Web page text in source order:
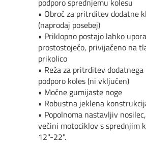
podporo sprednjemu kolesu
• Obroč za pritrditev dodatne
(naprodaj posebej)
• Priklopno postajo lahko
prostostoječo, privijačeno na
prikolico
• Reža za pritrditev
podporo koles (ni vključen)
• Močne gumijaste noge
• Robustna jeklena
• Popolnoma nastavljiv
večini motociklov s sprednjim
12"-22".